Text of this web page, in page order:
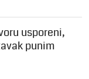
usporeni,
punim